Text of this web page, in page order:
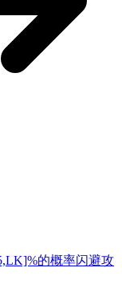
的概率闪避攻